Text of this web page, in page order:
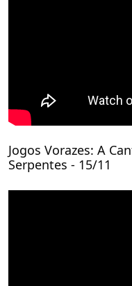
Jogos Vorazes: A
Serpentes - 15/11